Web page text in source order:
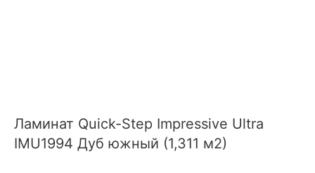
Ламинат Quick-Step Impressive Ultra
IMU1994 Дуб южный (1,311 м2)